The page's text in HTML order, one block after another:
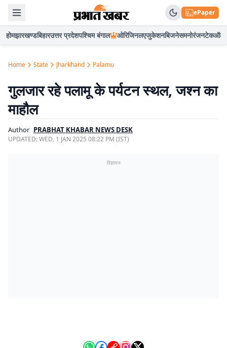
ePaper
होमझारखण्डबिहारउत्तर प्रदेशपश्चिम बंगाल ओरिजिनलएजुकेशनबिजनेसमनोरंजनटेकऑटो
Home State Jharkhand Palamu
गुलजार रहे पलामू के पर्यटन स्थल, जश्न का
माहौल
Author PRABHAT KHABAR NEWS DESK
UPDATED:WED, 1 JAN 2025 08:22 PM (IST)
विज्ञापन